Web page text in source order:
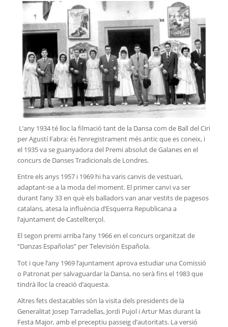
L’any 1934 té lloc la filmació tant de la Dansa com de Ball del Ciri
per Agustí Fabra: és l’enregistrament més antic que es coneix, i
el 1935 va se guanyadora del Premi absolut de Galanes en el
concurs de Danses Tradicionals de Londres.
Entre els anys 1957 i 1969 hi ha varis canvis de vestuari,
adaptant-se a la moda del moment. El primer canvi va ser
durant l’any 33 en què els balladors van anar vestits de pagesos
catalans, atesa la influència d’Esquerra Republicana a
l’ajuntament de Castellterçol.
El segon premi arriba l’any 1966 en el concurs organitzat de
“Danzas Españolas” per Televisión Española.
Tot i que l’any 1969 l’ajuntament aprova estudiar una Comissió
o Patronat per salvaguardar la Dansa, no serà fins el 1983 que
tindrà lloc la creació d’aquesta.
Altres fets destacables són la visita dels presidents de la
Generalitat Josep Tarradellas, Jordi Pujol i Artur Mas durant la
Festa Major, amb el preceptiu passeig d’autoritats. La versió